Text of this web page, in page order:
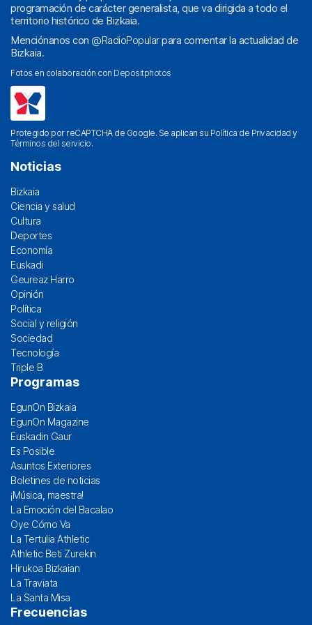
programación de carácter generalista, que va dirigida a todo el
territorio histórico de Bizkaia.
Menciónanos con @RadioPopularpara comentar la actualidad de
Bizkaia.
Fotos en colaboración con Depositphotos
Protegido por reCAPTCHA de Google. Se aplican su Política de Privacidad y
Términos del servicio.
Noticias
Bizkaia
Ciencia y salud
Cultura
Deportes
Economía
Euskadi
Geureaz Harro
Opinión
Política
Social y religión
Sociedad
Tecnología
Triple B
Programas
EgunOn Bizkaia
EgunOn Magazine
Euskadin Gaur
Es Posible
Asuntos Exteriores
Boletines de noticias
¡Música, maestra!
La Emoción del Bacalao
Oye Cómo Va
La Tertulia Athletic
Athletic Beti Zurekin
Hirukoa Bizkaian
La Traviata
La Santa Misa
Frecuencias